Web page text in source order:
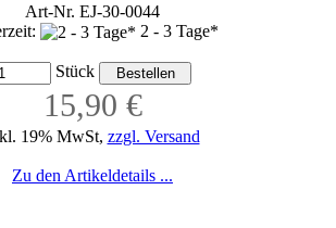
Art-Nr. EJ-30-0044
2 - 3 Tage*
Stück
15,90 €
19% MwSt, zzgl. Versand
Zu den Artikeldetails ...